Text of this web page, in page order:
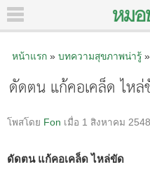
หน้าแรก» บทความสุขภาพน่ารู้»
ดัดตน แก้คอเคล็ด ไหล่
โพสโดย Fon เมื่อ 1 สิงหาคม
ดัดตน แก้คอเคล็ด ไหล่ขัด